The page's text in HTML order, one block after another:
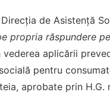
de Asistență
propria răspundere
vederea aplicării
pentru
aprobate prin